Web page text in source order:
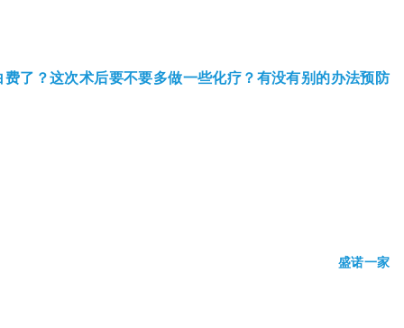
了？这次术后要不要多做一些化疗？有没有别的办法预防
盛诺一家